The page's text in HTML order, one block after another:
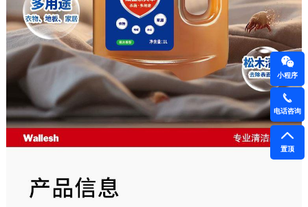
小程序
电话咨询
置顶